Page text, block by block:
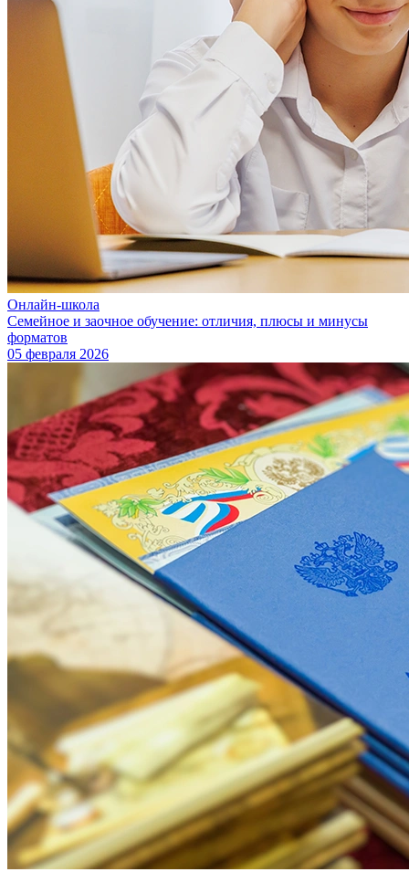
Онлайн-школа
Семейное и заочное обучение: отличия, плюсы и минусы
форматов
05 февраля 2026